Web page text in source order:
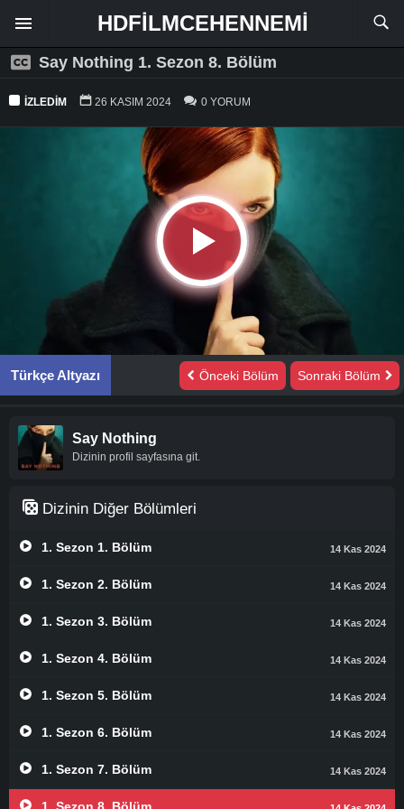
HDFILMCEHENNEMI
Say Nothing 1. Sezon 8. Bölüm
İZLEDIM 26 KASIM 2024 0 YORUM
Türkçe Altyazı Önceki Bölüm Sonraki Bölüm
Say Nothing
Dizinin profil sayfasına git.
Dizinin Diğer Bölümleri
1. Sezon 1. Bölüm 14 Kas 2024
1. Sezon 2. Bölüm 14 Kas 2024
1. Sezon 3. Bölüm 14 Kas 2024
1. Sezon 4. Bölüm 14 Kas 2024
1. Sezon 5. Bölüm 14 Kas 2024
1. Sezon 6. Bölüm 14 Kas 2024
1. Sezon 7. Bölüm 14 Kas 2024